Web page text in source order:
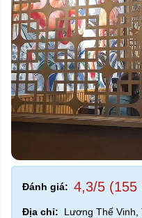
Đánh giá: 4,3/5 (155
Địa chỉ:
Lương Thế Vinh,